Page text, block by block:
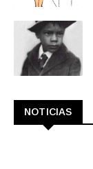
NOTICIAS